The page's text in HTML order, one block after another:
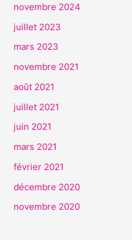
novembre 2024
juillet 2023
mars 2023
novembre 2021
août 2021
juillet 2021
juin 2021
mars 2021
février 2021
décembre 2020
novembre 2020